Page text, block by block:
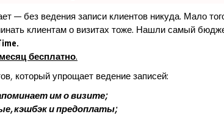
— без ведения записи клиентов никуда. Мало
клиентам о визитах тоже. Нашли самый
бесплатно.
который упрощает ведение записей:
им о визите;
кэшбэк и предоплаты;